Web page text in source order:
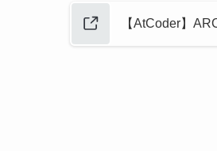
【AtCoder】